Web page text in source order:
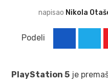
napisao Nikola
Podeli
PlayStation 5 je